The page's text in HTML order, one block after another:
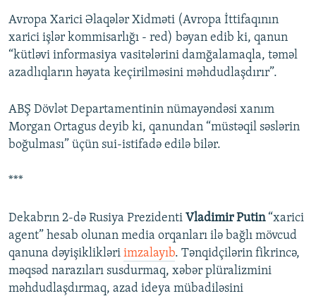
Avropa Xarici Əlaqələr Xidməti (Avropa İttifaqının
xarici işlər kommisarlığı - red) bəyan edib ki, qanun
“kütləvi informasiya vasitələrini damğalamaqla, təməl
azadlıqların həyata keçirilməsini məhdudlaşdırır”.
ABŞ Dövlət Departamentinin nümayəndəsi xanım
Morgan Ortagus deyib ki, qanundan “müstəqil səslərin
boğulması” üçün sui-istifadə edilə bilər.
***
Dekabrın 2-də Rusiya Prezidenti Vladimir Putin“xarici
agent” hesab olunan media orqanları ilə bağlı mövcud
qanuna dəyişiklikləri imzalayıb. Tənqidçilərin fikrincə,
məqsəd narazıları susdurmaq, xəbər plüralizmini
məhdudlaşdırmaq, azad ideya mübadiləsini